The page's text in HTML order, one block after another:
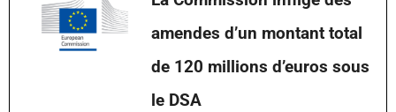
amendes d’un montant total
de 120 millions d’euros sous
le DSA